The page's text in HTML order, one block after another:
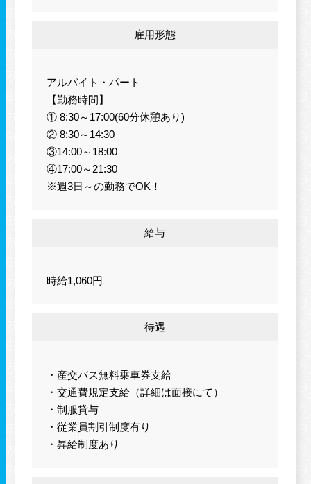
雇用形態
アルバイト・パート
【勤務時間】
① 8:30～17:00(60分休憩あり)
② 8:30～14:30
③14:00～18:00
④17:00～21:30
※週3日～の勤務でOK！
給与
時給1,060円
待遇
・産交バス無料乗車券支給
・交通費規定支給（詳細は面接にて）
・制服貸与
・従業員割引制度有り
・昇給制度あり